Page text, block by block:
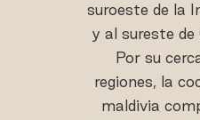
suroeste de la
y al sureste
Por su
regiones, la
maldivia